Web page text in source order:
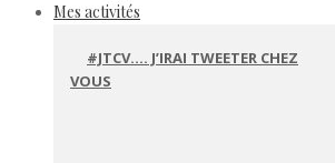
Mes activités
#JTCV…. J’IRAI TWEETER CHEZ
VOUS